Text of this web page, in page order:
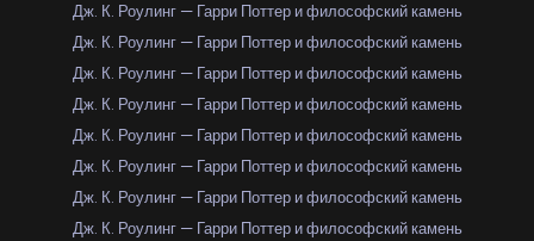
Дж. К. Роулинг — Гарри Поттер и философский камень
Дж. К. Роулинг — Гарри Поттер и философский камень
Дж. К. Роулинг — Гарри Поттер и философский камень
Дж. К. Роулинг — Гарри Поттер и философский камень
Дж. К. Роулинг — Гарри Поттер и философский камень
Дж. К. Роулинг — Гарри Поттер и философский камень
Дж. К. Роулинг — Гарри Поттер и философский камень
Дж. К. Роулинг — Гарри Поттер и философский камень